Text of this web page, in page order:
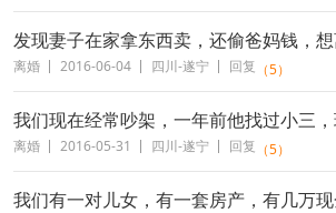
发现妻子在家拿东西卖，还偷爸妈钱，
离婚 2016-06-04 四川-遂宁 回复 （5）
我们现在经常吵架，一年前他找过小三
离婚 2016-05-31 四川-遂宁 回复 （5）
我们有一对儿女，有一套房产，有几万